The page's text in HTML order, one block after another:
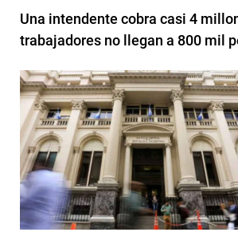
Una intendente cobra casi 4
trabajadores no llegan a 800 mil